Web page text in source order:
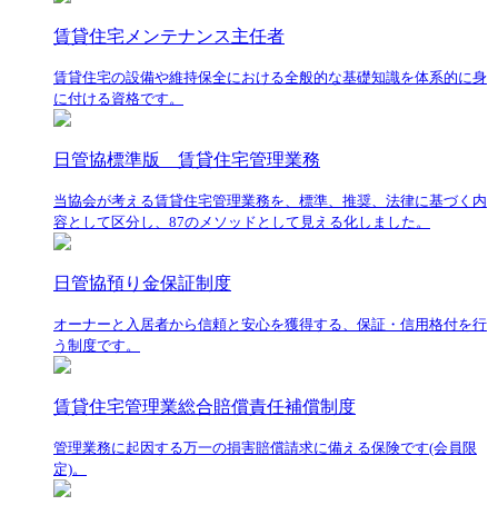
賃貸住宅メンテナンス主任者
賃貸住宅の設備や維持保全における全般的な基礎知識を体系的に身
に付ける資格です。
日管協標準版 賃貸住宅管理業務
当協会が考える賃貸住宅管理業務を、標準、推奨、法律に基づく内
容として区分し、87のメソッドとして見える化しました。
日管協預り金保証制度
オーナーと入居者から信頼と安心を獲得する、保証・信用格付を行
う制度です。
賃貸住宅管理業総合賠償責任補償制度
管理業務に起因する万一の損害賠償請求に備える保険です(会員限
定)。